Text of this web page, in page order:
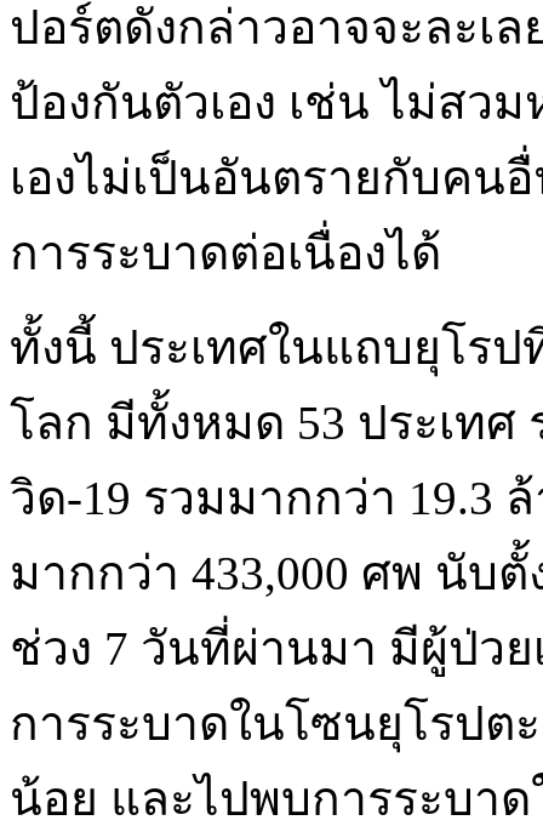
ปอร์ตดังกล่าวอาจจะละเ
ป้องกันตัวเอง เช่น ไม่สว
เองไม่เป็นอันตรายกับคน
การระบาดต่อเนื่องได้
ทั้งนี้ ประเทศในแถบยุโร
โลก มีทั้งหมด 53 ประเทศ
วิด-19 รวมมากกว่า 19.3
มากกว่า 433,000 ศพ นับ
ช่วง 7 วันที่ผ่านมา มีผู้ป่ว
การระบาดในโซนยุโรปต
น้อย และไปพบการระบา